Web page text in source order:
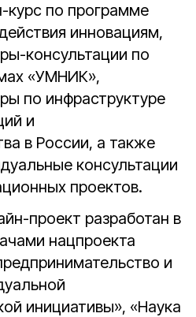
курс по программе
инновациям,
консультации по
«УМНИК»,
по инфраструктуре
и
в России, а также
консультации
проектов.
проект разработан в
нацпроекта
и
инициативы», «Наука